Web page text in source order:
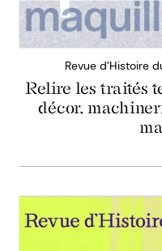
Revue d’Histoire
Relire les traités
décor,